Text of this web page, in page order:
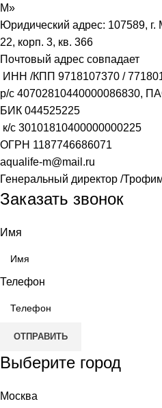
М»
Юридический адрес: 107589,
22, корп. 3, кв. 366
Почтовый адрес совпадает
ИНН /КПП 9718107370 /
р/с 40702810440000086830,
БИК 044525225
к/с 30101810400000000225
ОГРН 1187746686071
aqualife-m@mail.ru
Генеральный директор /
Заказать звонок
Имя
Телефон
ОТПРАВИТЬ
Выберите город
Москва